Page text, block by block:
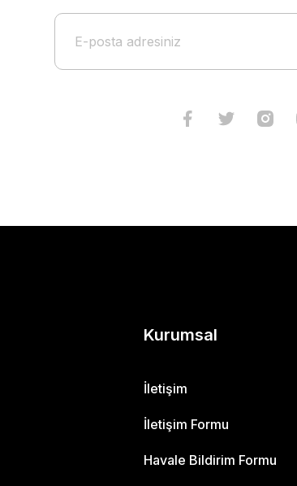
Kurumsal
İletişim
İletişim Formu
Havale Bildirim Formu